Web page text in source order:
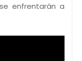
enfrentarán a